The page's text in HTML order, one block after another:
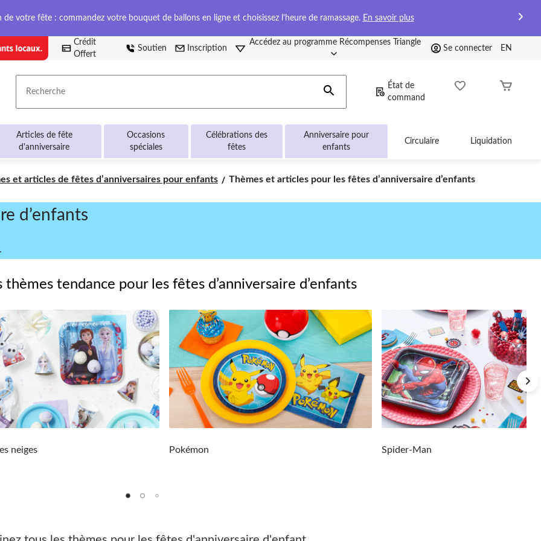
de votre fête : commandez votre bouquet de ballons en ligne et choisissez l'heure de ramassage. En savoir plus
Crédit
Offert
Soutien Inscription
Accédez au programme Récompenses Triangle
Se connecter EN
Recherche
État de
command
Articles de fête
d'anniversaire
Occasions
spéciales
Célébrations des
fêtes
Anniversaire pour
enfants
Circulaire Liquidation
et articles de fêtes d’anniversaires pour enfants
Thèmes
articles
d’enfants
Thèmes et articles pour les fêtes d’anniversaire d’enfants
d’enfants
thèmes tendance pour les fêtes d’anniversaire d’enfants
neiges Pokémon Spider-Man